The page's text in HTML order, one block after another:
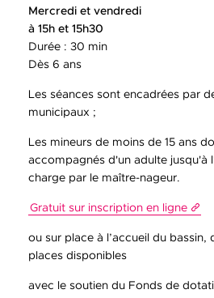
Mercredi et vendredi
à 15h et 15h30
Durée : 30 min
Dès 6 ans
Les séances sont encadrées par
municipaux ;
Les mineurs de moins de 15 ans
accompagnés d'un adulte jusqu'à
charge par le maître-nageur.
Gratuit sur inscription en ligne
ou sur place à l’accueil du bassin,
places disponibles
avec le soutien du Fonds de